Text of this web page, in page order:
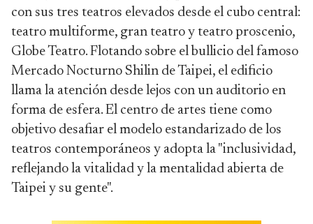
con sus tres teatros elevados desde el cubo central:
teatro multiforme, gran teatro y teatro proscenio,
Globe Teatro. Flotando sobre el bullicio del famoso
Mercado Nocturno Shilin de Taipei, el edificio
llama la atención desde lejos con un auditorio en
forma de esfera. El centro de artes tiene como
objetivo desafiar el modelo estandarizado de los
teatros contemporáneos y adopta la "inclusividad,
reflejando la vitalidad y la mentalidad abierta de
Taipei y su gente".